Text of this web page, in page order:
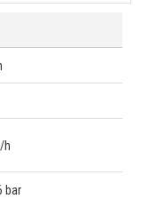
h
bar